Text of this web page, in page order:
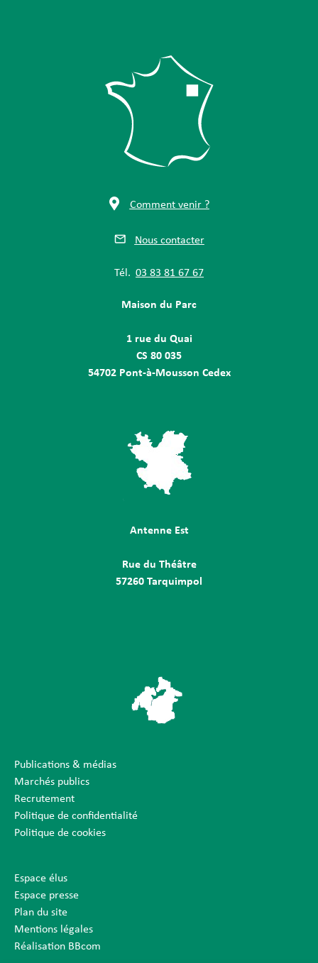
Comment venir ?
Nous contacter
Tél. 03 83 81 67 67
Maison du Parc
1 rue du Quai
CS 80 035
54702 Pont-à-Mousson Cedex
Antenne Est
Rue du Théâtre
57260 Tarquimpol
Publications & médias
Marchés publics
Recrutement
Politique de confidentialité
Politique de cookies
Espace élus
Espace presse
Plan du site
Mentions légales
Réalisation BBcom